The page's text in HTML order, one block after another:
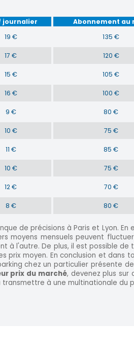
journalier
Abonnement au
19 € 135 €
17 € 120 €
15 € 105 €
16 € 100 €
9 € 80 €
10 € 75 €
11 € 85 €
10 € 75 €
12 € 70 €
8 € 80 €
de précisions à Paris et Lyon. En
moyens mensuels peuvent
à l'autre. De plus, il est possible de
prix moyen. En conclusion et dans
chez un particulier présente
prix du marché, devenez plus sur
à une multinationale du